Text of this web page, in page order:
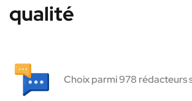
qualité
Choix parmi 978 rédacteurs